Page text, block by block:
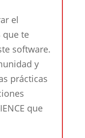
el
que te
software.
y
prácticas
que